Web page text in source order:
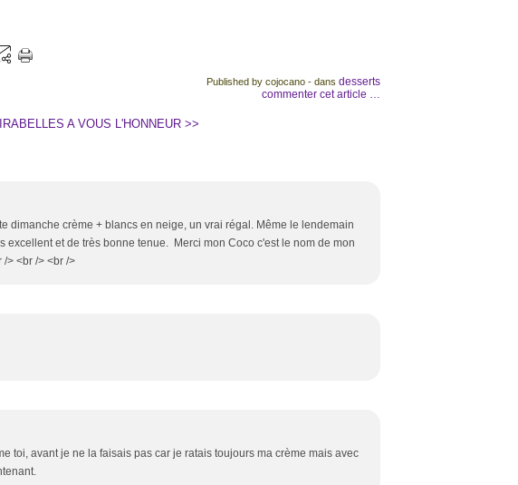
Published by cojocano - dans desserts
commenter cet article …
A VOUS L'HONNEUR >>
dimanche crème + blancs en neige, un vrai régal. Même le lendemain
excellent et de très bonne tenue. Merci mon Coco c'est le nom de mon
> <br /> <br />
toi, avant je ne la faisais pas car je ratais toujours ma crème mais avec